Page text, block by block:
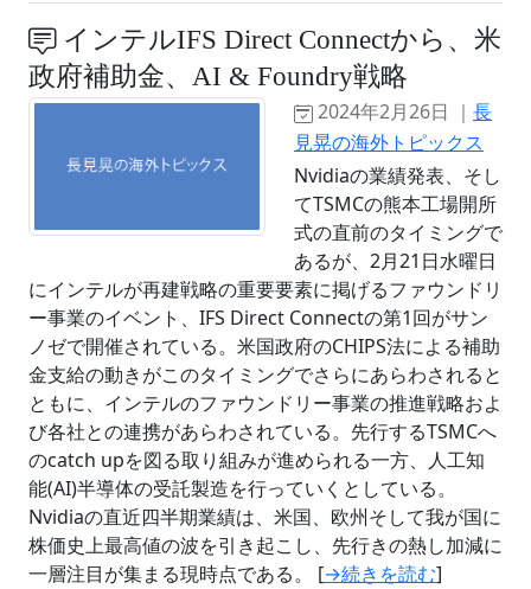
インテルIFS Direct Connectから、米
政府補助金、AI & Foundry戦略
2024年2月26日 ｜ 長
見晃の海外トピックス
Nvidiaの業績発表、そし
てTSMCの熊本工場開所
式の直前のタイミングで
あるが、2月21日水曜日
にインテルが再建戦略の重要要素に掲げるファウンドリ
ー事業のイベント、IFS Direct Connectの第1回がサン
ノゼで開催されている。米国政府のCHIPS法による補助
金支給の動きがこのタイミングでさらにあらわされると
ともに、インテルのファウンドリー事業の推進戦略およ
び各社との連携があらわされている。先行するTSMCへ
のcatch upを図る取り組みが進められる一方、人工知
能(AI)半導体の受託製造を行っていくとしている。
Nvidiaの直近四半期業績は、米国、欧州そして我が国に
株価史上最高値の波を引き起こし、先行きの熱し加減に
一層注目が集まる現時点である。 [→続きを読む]